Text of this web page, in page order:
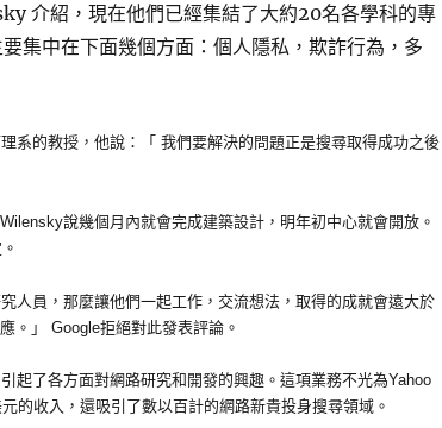
介紹，現在他們已經集結了大約20名各學科的專
集中在下面幾個方面：個人隱私，欺詐行為，多
系的教授，他說：「 我們要解決的問題正是搜尋取得成功之後
說幾個月內就會完成建築設計，明年初中心就會開放。
人員，那麼讓他們一起工作，交流想法，取得的成就會遠大於
。」 Google拒絕對此發表評論。
起了各方面對網路研究和開發的興趣。這項業務不光為Yahoo
的收入，還吸引了數以百計的網路新貴投身搜尋領域。